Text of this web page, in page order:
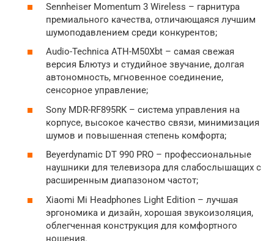
Sennheiser Momentum 3 Wireless – гарнитура
премиального качества, отличающаяся лучшим
шумоподавлением среди конкурентов;
Audio-Technica ATH-M50Xbt – самая свежая
версия Блютуз и студийное звучание, долгая
автономность, мгновенное соединение,
сенсорное управление;
Sony MDR-RF895RK – система управления на
корпусе, высокое качество связи, минимизация
шумов и повышенная степень комфорта;
Beyerdynamic DT 990 PRO – профессиональные
наушники для телевизора для слабослышащих с
расширенным диапазоном частот;
Xiaomi Mi Headphones Light Edition – лучшая
эргономика и дизайн, хорошая звукоизоляция,
облегченная конструкция для комфортного
ношения.